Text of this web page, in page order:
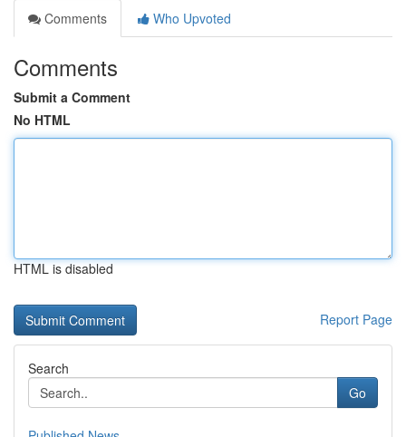
Comments
Who Upvoted
Comments
Submit a Comment
No HTML
HTML is disabled
Report Page
Search
Go